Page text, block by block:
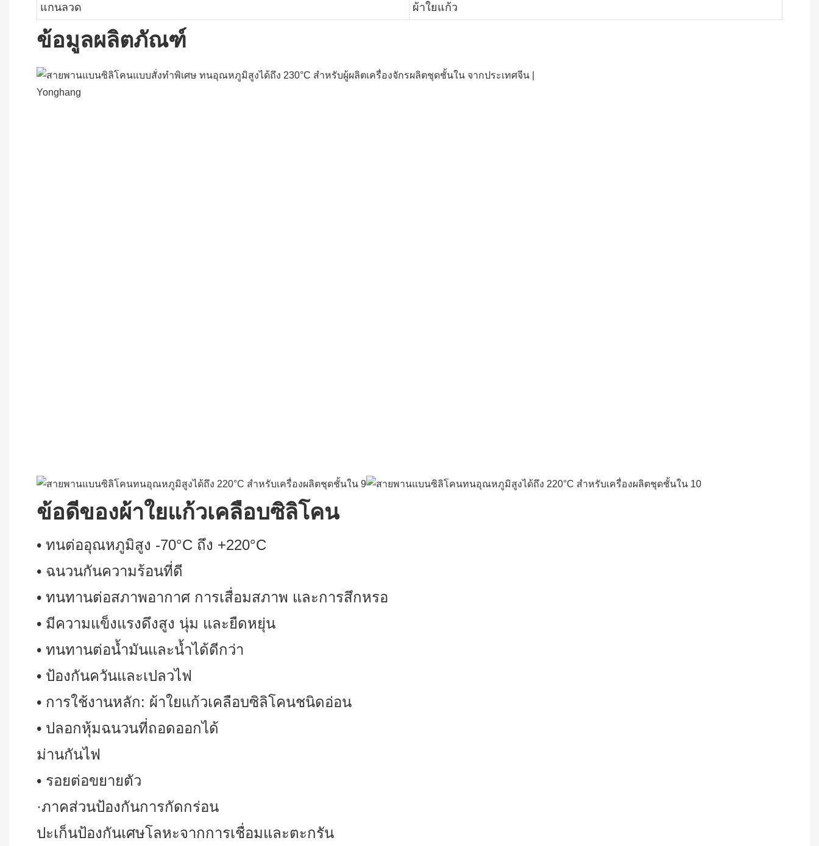
แกนลวด ผ้าใยแก้ว
ข้อมูลผลิตภัณฑ์
ข้อดีของผ้าใยแก้วเคลือบซิลิโคน
• ทนต่ออุณหภูมิสูง -70°C ถึง +220°C
• ฉนวนกันความร้อนที่ดี
• ทนทานต่อสภาพอากาศ การเสื่อมสภาพ และการสึกหรอ
• มีความแข็งแรงดึงสูง นุ่ม และยืดหยุ่น
• ทนทานต่อน้ำมันและน้ำได้ดีกว่า
• ป้องกันควันและเปลวไฟ
• การใช้งานหลัก: ผ้าใยแก้วเคลือบซิลิโคนชนิดอ่อน
• ปลอกหุ้มฉนวนที่ถอดออกได้
ม่านกันไฟ
• รอยต่อขยายตัว
·ภาคส่วนป้องกันการกัดกร่อน
ปะเก็นป้องกันเศษโลหะจากการเชื่อมและตะกรัน